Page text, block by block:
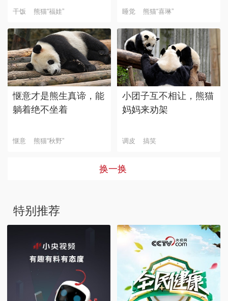
干饭 熊猫“福娃” 睡觉 熊猫“喜琳”
惬意才是熊生真谛，能
躺着绝不坐着
惬意 熊猫“秋野”
小团子互不相让，熊猫
妈妈来劝架
调皮 搞笑
换一换
特别推荐